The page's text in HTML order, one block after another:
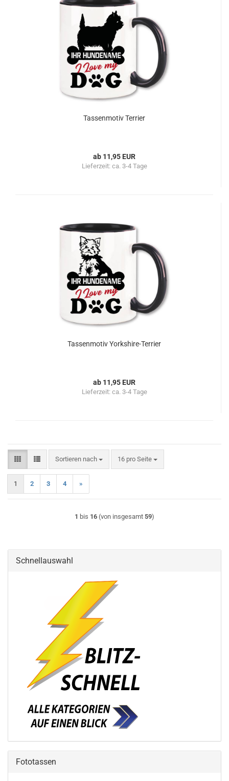
Tassenmotiv Terrier
ab 11,95 EUR
Lieferzeit: ca. 3-4 Tage
Tassenmotiv Yorkshire-Terrier
ab 11,95 EUR
Lieferzeit: ca. 3-4 Tage
Sortieren nach
Sortieren nach 16 pro Seite
pro Seite
1 2 3 4 »
1 bis 16 (von insgesamt 59)
Schnellauswahl
Fototassen